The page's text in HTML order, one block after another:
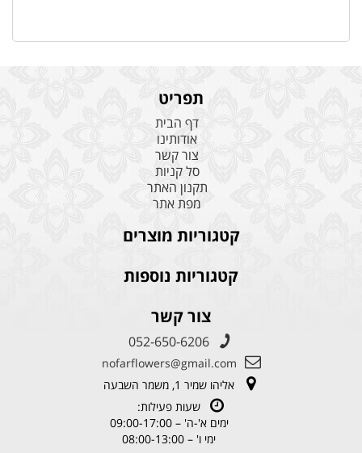
תפריט
דף הבית
אודותינו
צור קשר
סל קניות
תקנון האתר
מפת אתר
קטגוריות מוצרים
קטגוריות נוספות
צור קשר
052-650-6206
nofarflowers@gmail.com
אליהו שמיר 1, משמר השבעה
שעות פעילות:
ימים א'-ה' – 09:00-17:00
ימי ו' – 08:00-13:00